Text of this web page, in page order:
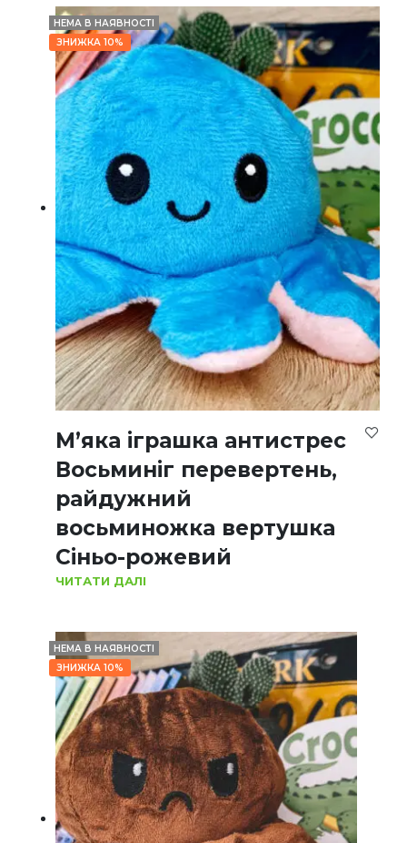
НЕМА В НАЯВНОСТІ
ЗНИЖКА 10%
М’яка іграшка антистрес
Восьминіг перевертень,
райдужний
восьминожка вертушка
Сіньо-рожевий
ЧИТАТИ ДАЛІ
НЕМА В НАЯВНОСТІ
ЗНИЖКА 10%